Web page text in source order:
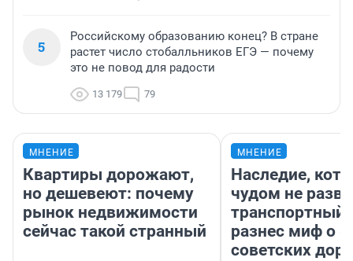
5
Российскому образованию конец? В стране
растет число стобалльников ЕГЭ — почему
это не повод для радости
13 179 79
МНЕНИЕ
Квартиры дорожают,
но дешевеют: почему
рынок недвижимости
сейчас такой странный
МНЕНИЕ
Наследие,
чудом не
транспортный
разнес миф о
советских